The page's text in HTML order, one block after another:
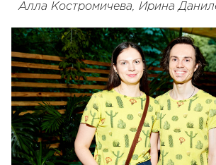
Алла Костромичева, Ирина